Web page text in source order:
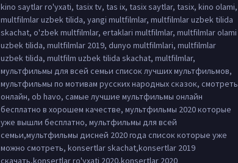
kino saytlar ro'yxati, tasix tv, tas ix, tasix saytlar, tasix, kino olami,
multfilmlar uzbek tilida, yangi multfilmlar, multfilmlar uzbek tilida
skachat, o'zbek multfilmlar, ertaklari multfilmlar, multfilmlar olami
uzbek tilida, multfilmlar 2019, dunyo multfilmlari, multfilmlar
uzbek tilida, multfilm uzbek tilida skachat, multfilmlar,
мультфильмы для всей семьи список лучших мультфильмов,
мультфильмы по мотивам русских народных сказок, смотреть
онлайн, ob havo, самые лучшие мультфильмы онлайн
бесплатно в хорошем качестве, мультфильмы 2020 которые
уже вышли бесплатно, мультфильмы для всей
семьи,мультфильмы дисней 2020 года список которые уже
можно смотреть, konsertlar skachat,konsertlar 2019
скачать,konsertlar ro'yxati 2020,konsertlar 2020